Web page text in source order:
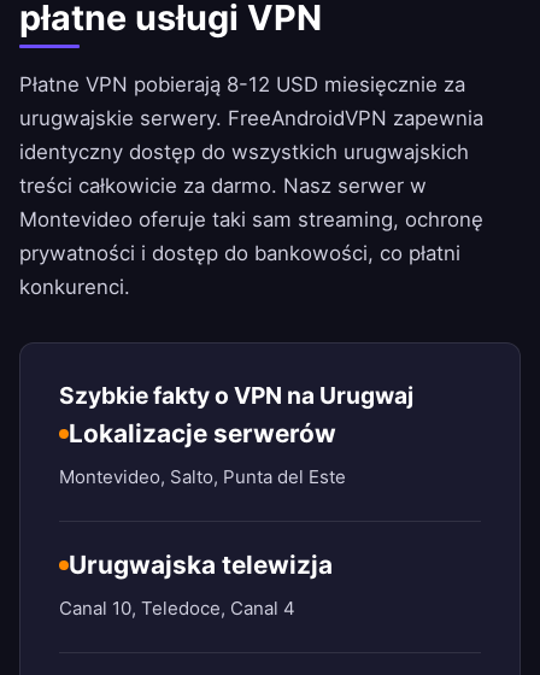
płatne usługi VPN
Płatne VPN pobierają 8-12 USD miesięcznie za
urugwajskie serwery. FreeAndroidVPN zapewnia
identyczny dostęp do wszystkich urugwajskich
treści całkowicie za darmo. Nasz serwer w
Montevideo oferuje taki sam streaming, ochronę
prywatności i dostęp do bankowości, co płatni
konkurenci.
Szybkie fakty o VPN na Urugwaj
Lokalizacje serwerów
Montevideo, Salto, Punta del Este
Urugwajska telewizja
Canal 10, Teledoce, Canal 4